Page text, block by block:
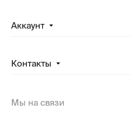
Аккаунт
Контакты
Мы на связи